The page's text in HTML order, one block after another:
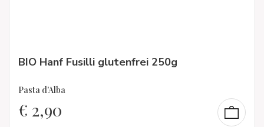
BIO Hanf Fusilli glutenfrei 250g
Pasta d'Alba
€ 2,90